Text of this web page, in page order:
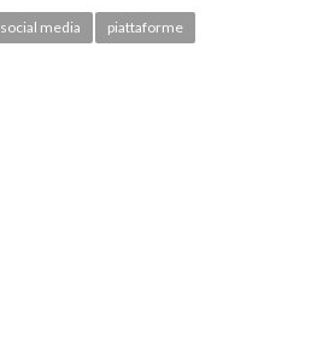
social media
piattaforme